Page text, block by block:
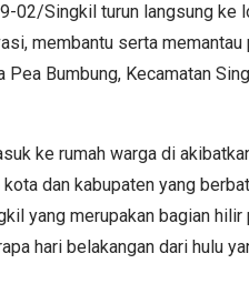
02/Singkil turun langsung ke
membantu serta
Bumbung, Kecamatan
ke rumah warga di
dan kabupaten yang
yang merupakan bagian
hari belakangan dari hulu